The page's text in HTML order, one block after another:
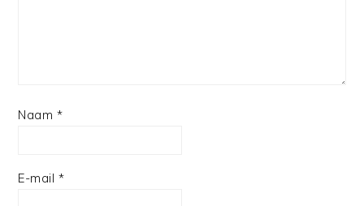
Naam *
E-mail *